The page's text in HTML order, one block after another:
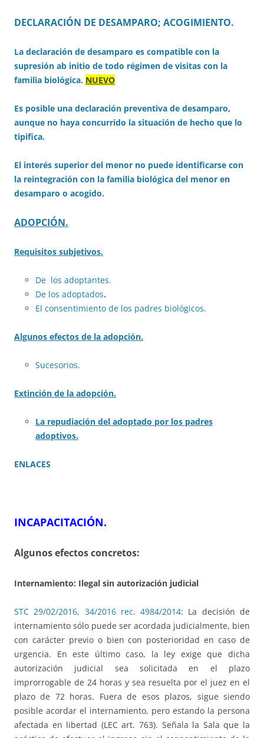
DECLARACIÓN DE DESAMPARO; ACOGIMIENTO.
La declaración de desamparo es compatible con la
supresión ab initio de todo régimen de visitas con la
familia biológica. NUEVO
Es posible una declaración preventiva de desamparo,
aunque no haya concurrido la situación de hecho que lo
tipifica.
El interés superior del menor no puede identificarse con
la reintegración con la familia biológica del menor en
desamparo o acogido.
ADOPCIÓN.
Requisitos subjetivos.
De los adoptantes.
De los adoptados.
El consentimiento de los padres biológicos.
Algunos efectos de la adopción.
Sucesorios.
Extinción de la adopción.
La repudiación del adoptado por los padres
adoptivos.
ENLACES
INCAPACITACIÓN.
Algunos efectos concretos:
Internamiento: Ilegal sin autorización judicial
STC 29/02/2016, 34/2016 rec. 4984/2014: La decisión de
internamiento sólo puede ser acordada judicialmente, bien
con carácter previo o bien con posterioridad en caso de
urgencia. En este último caso, la ley exige que dicha
autorización judicial sea solicitada en el plazo
improrrogable de 24 horas y sea resuelta por el juez en el
plazo de 72 horas. Fuera de esos plazos, sigue siendo
posible acordar el internamiento, pero estando la persona
afectada en libertad (LEC art. 763). Señala la Sala que la